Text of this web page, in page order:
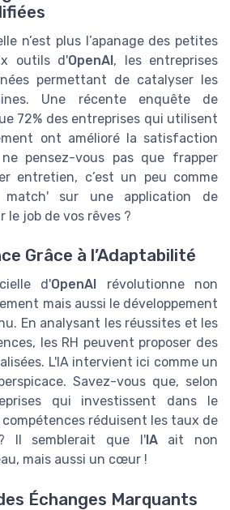
n’est plus l’apanage des petites
outils d'OpenAI, les entreprises
permettant de catalyser les
Une récente enquête de
72% des entreprises qui utilisent
ont amélioré la satisfaction
pensez-vous pas que frapper
entretien, c’est un peu comme
sur une application de
le job de vos rêves ?
Grâce à l’Adaptabilité
d'OpenAI
révolutionne non
mais aussi le développement
En analysant les réussites et les
les RH peuvent proposer des
L'IA intervient ici comme un
Savez-vous que, selon
qui investissent dans le
réduisent les taux de
Il semblerait que l'IAait non
mais aussi un cœur !
Échanges Marquants